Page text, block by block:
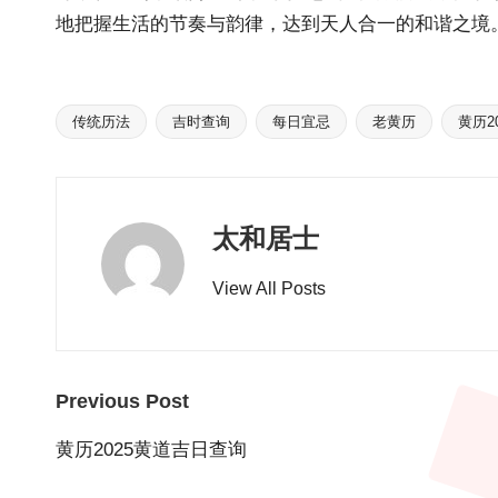
地把握生活的节奏与韵律，达到天人合一的和谐之境
Tags:
传统历法 吉时查询 每日宜忌 老黄历 黄历
太和居士
View All Posts
Post
navigation
Previous Post
黄历2025黄道吉日查询